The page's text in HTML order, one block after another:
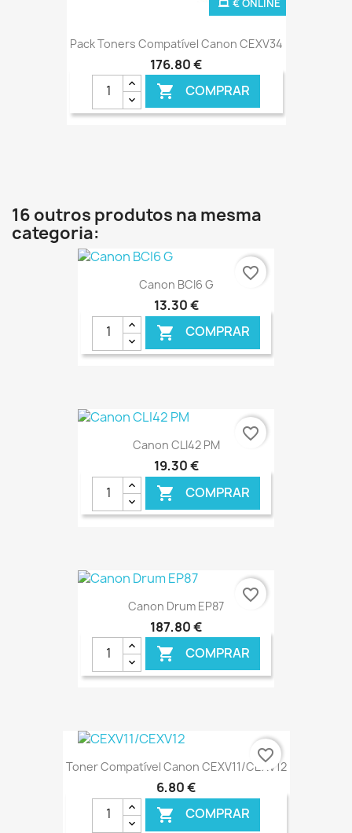
Pack Toners Compatível Canon CEXV34
176,80 €
 COMPRAR
€ ONLINE
16 outros produtos na mesma
categoria:
Canon BCI6 G
13,30 €
 COMPRAR
€ ONLINE
favorite_border
Canon CLI42 PM
19,30 €
 COMPRAR
€ ONLINE
favorite_border
Canon Drum EP87
187,80 €
 COMPRAR
€ ONLINE
favorite_border
Toner Compatível Canon CEXV11/CEXV12
6,80 €
 COMPRAR
favorite_border